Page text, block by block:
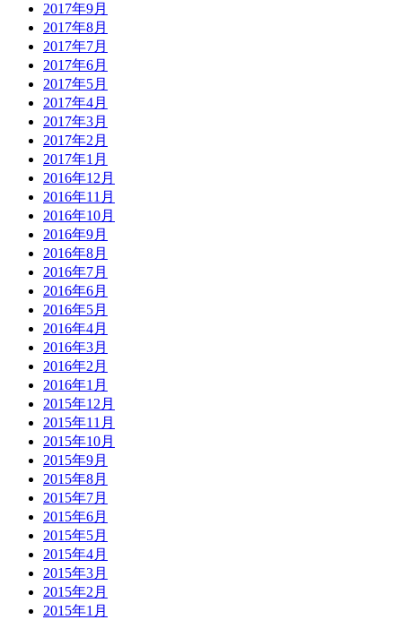
2017年9月
2017年8月
2017年7月
2017年6月
2017年5月
2017年4月
2017年3月
2017年2月
2017年1月
2016年12月
2016年11月
2016年10月
2016年9月
2016年8月
2016年7月
2016年6月
2016年5月
2016年4月
2016年3月
2016年2月
2016年1月
2015年12月
2015年11月
2015年10月
2015年9月
2015年8月
2015年7月
2015年6月
2015年5月
2015年4月
2015年3月
2015年2月
2015年1月